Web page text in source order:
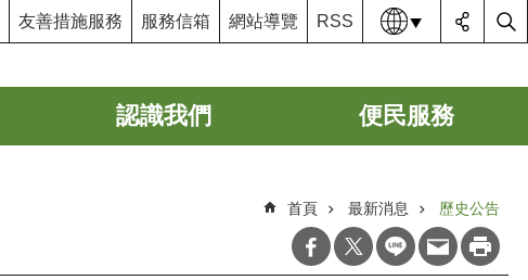
友善措施服務 服務信箱 網站導覽 RSS 語系
認識我們 便民服務
首頁 最新消息 歷史公告